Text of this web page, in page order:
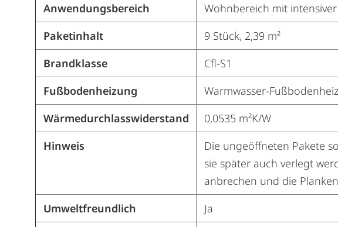
Anwendungsbereich
Wohnbereich mit
Paketinhalt
9 Stück, 2,39 m²
Brandklasse
Cfl-S1
Fußbodenheizung
Warmwasser-
Wärmedurchlasswiderstand
0,0535 m²K/W
Hinweis
Die ungeöffneten Pakete
sie später auch verlegt
anbrechen und die
Umweltfreundlich
Ja